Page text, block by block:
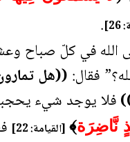
.
الله في كلّ صباح
فقال: ((هل
فلا يوجد شيء يحجبه
نَّاضِرَة﴾ [القيامة: 22]